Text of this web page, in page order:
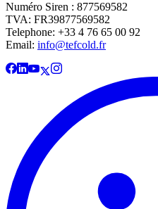
Numéro Siren : 877569582
TVA: FR39877569582
Telephone: +33 4 76 65 00 92
Email: info@tefcold.fr